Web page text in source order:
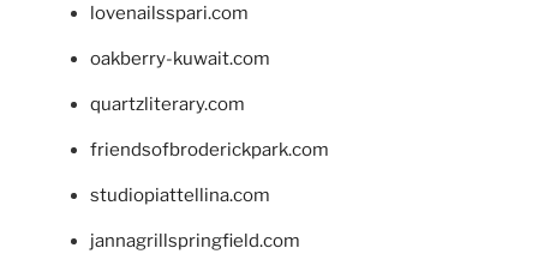
lovenailsspari.com
oakberry-kuwait.com
quartzliterary.com
friendsofbroderickpark.com
studiopiattellina.com
jannagrillspringfield.com